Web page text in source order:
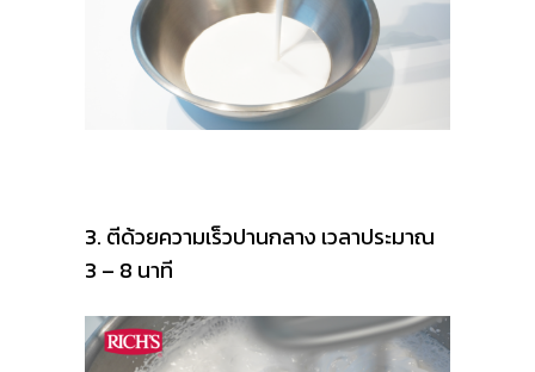
3. ตีด้วยความเร็วปานกลาง เวลาประมาณ
3 – 8 นาที